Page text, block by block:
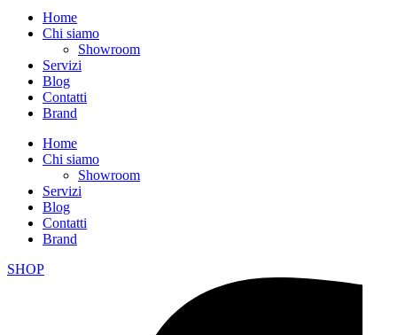
Home
Chi siamo
Showroom
Servizi
Blog
Contatti
Brand
Home
Chi siamo
Showroom
Servizi
Blog
Contatti
Brand
SHOP